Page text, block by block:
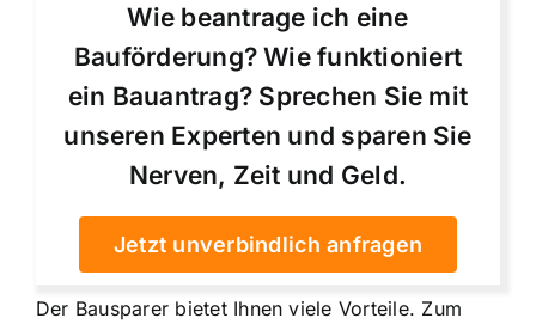
Wie beantrage ich eine
Bauförderung? Wie funktioniert
ein Bauantrag? Sprechen Sie mit
unseren Experten und sparen Sie
Nerven, Zeit und Geld.
Jetzt unverbindlich anfragen
Der Bausparer bietet Ihnen viele Vorteile. Zum